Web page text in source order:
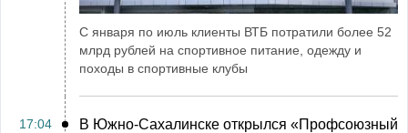
С января по июль клиенты ВТБ потратили более 52
млрд рублей на спортивное питание, одежду и
походы в спортивные клубы
17:04
В Южно-Сахалинске открылся «Профсоюзный